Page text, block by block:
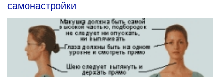
самонастройки